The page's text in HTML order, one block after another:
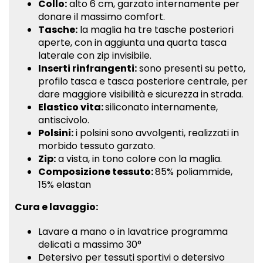
Collo:alto 6 cm, garzato internamente per
donare il massimo comfort.
Tasche: la maglia ha tre tasche posteriori
aperte, con in aggiunta una quarta tasca
laterale con zip invisibile.
Inserti rinfrangenti:sono presenti su petto,
profilo tasca e tasca posteriore centrale, per
dare maggiore visibilità e sicurezza in strada.
Elastico vita:siliconato internamente,
antiscivolo.
Polsini:i polsini sono avvolgenti, realizzati in
morbido tessuto garzato.
Zip:a vista, in tono colore con la maglia.
Composizione tessuto:85% poliammide,
15% elastan
Cura e lavaggio:
Lavare a mano o in lavatrice programma
delicati a massimo 30°
Detersivo per tessuti sportivi o detersivo